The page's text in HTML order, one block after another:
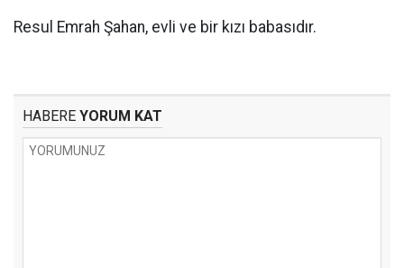
Resul Emrah Şahan, evli ve bir kızı babasıdır.
HABERE YORUM KAT